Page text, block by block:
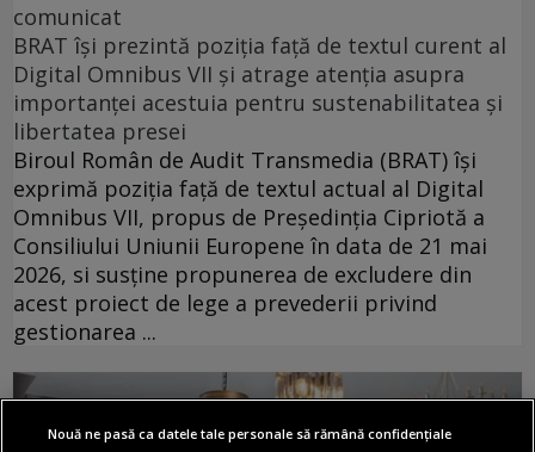
comunicat
BRAT își prezintă poziția față de textul curent al
Digital Omnibus VII și atrage atenția asupra
importanței acestuia pentru sustenabilitatea și
libertatea presei
Biroul Român de Audit Transmedia (BRAT) își
exprimă poziția față de textul actual al Digital
Omnibus VII, propus de Președinția Cipriotă a
Consiliului Uniunii Europene în data de 21 mai
2026, si susține propunerea de excludere din
acest proiect de lege a prevederii privind
gestionarea ...
Nouă ne pasă ca datele tale personale să rămână confidențiale